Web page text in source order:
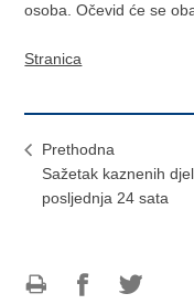
osoba. Očevid će se
Stranica
Prethodna
Sažetak kaznenih
posljednja 24 sata